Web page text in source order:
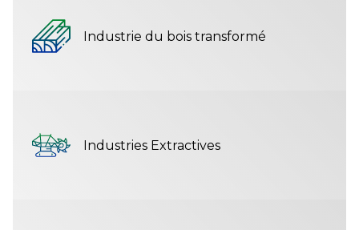
Industrie du bois transformé
Industries Extractives